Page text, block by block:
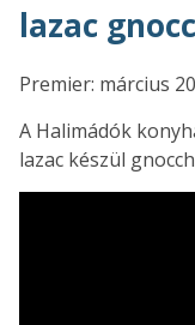
lazac
Premier: március
A Halimádók
lazac készül